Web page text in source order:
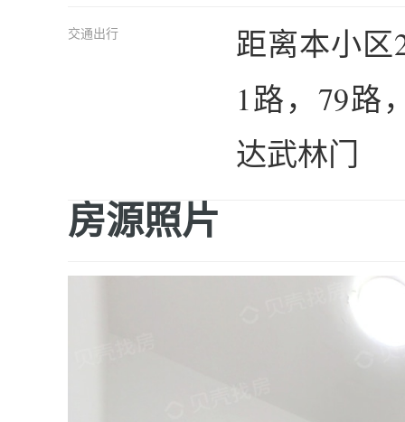
交通出行
距离本小区
1路，79路
达武林门
房源照片